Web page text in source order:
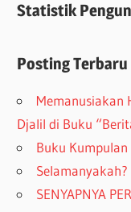
Statistik
Posting Terbaru
Memanusiakan
Djalil di Buku
Buku
Selamanyakah?
SENYAPNYA